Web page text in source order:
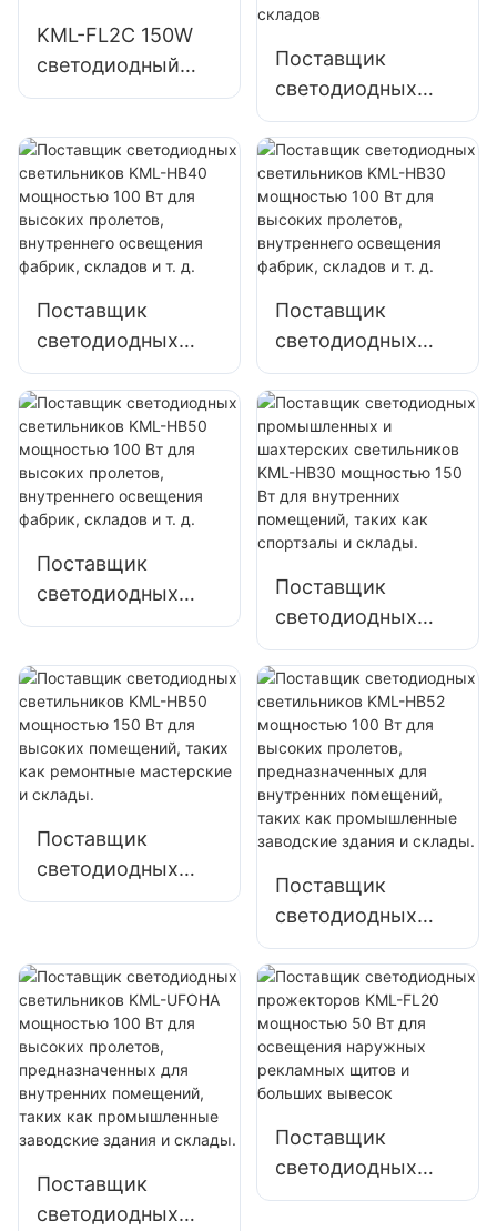
рекламных щитов
и больших
вывесок
наружных
и больших
вывесок
KML-FL2C 150W
светодиодный
прожектор для
освещения стен и
территорий.
Поставщик
светодиодных
прожекторов
KML-FL2C 200 Вт
для освещения
наружных
парковок и
складов
Поставщик
светодиодных
светильников
KML-HB40
мощностью 100
Вт для высоких
пролетов,
внутреннего
фабрик, складов и
Поставщик
светодиодных
светильников
KML-HB30
мощностью 100
Вт для высоких
пролетов,
внутреннего
освещения
фабрик, складов и
т. д.
Поставщик
светодиодных
светильников
мощностью 100
Вт для высоких
пролетов,
внутреннего
освещения
фабрик, складов и
т. д.
Поставщик
светодиодных
промышленных и
шахтерских
светильников
KML-HB30
мощностью 150
Вт для внутренних
помещений, таких
как спортзалы и
склады.
Поставщик
светодиодных
светильников
мощностью 150
Вт для высоких
помещений, таких
как ремонтные
мастерские и
склады.
Поставщик
светодиодных
светильников
KML-HB52
мощностью 100
Вт для высоких
пролетов,
предназначенных
для внутренних
помещений, таких
Поставщик
светодиодных
Поставщик
светодиодных
прожекторов